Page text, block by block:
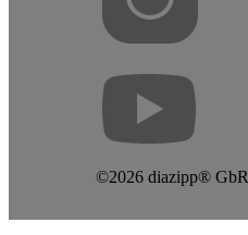
©2026 diazipp® GbR